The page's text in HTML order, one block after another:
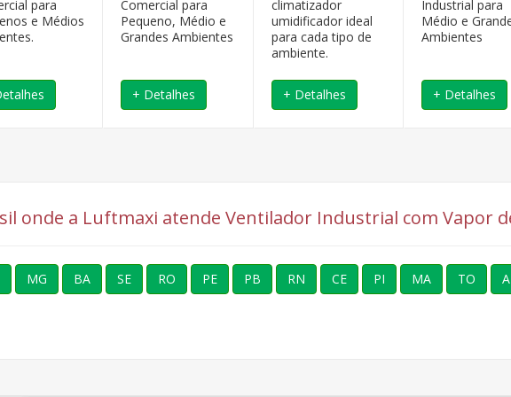
para
e Médios
Comercial para
Pequeno, Médio e
Grandes Ambientes
+ Detalhes
climatizador
umidificador ideal
para cada tipo de
ambiente.
+ Detalhes
Industrial para
Médio e
Ambientes
+ Detalhes
onde a Luftmaxi atende Ventilador Industrial com Vapor
MG BA SE RO PE PB RN CE PI MA TO